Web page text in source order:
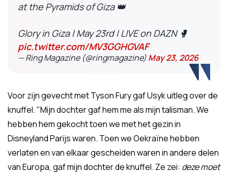
at the Pyramids of Giza 👑
Glory in Giza | May 23rd | LIVE on DAZN 🥊
pic.twitter.com/MV3GGHGVAF
— Ring Magazine (@ringmagazine)May 23, 2026
Voor zijn gevecht met Tyson Fury gaf Usyk uitleg over de
knuffel. "Mijn dochter gaf hem me als mijn talisman. We
hebben hem gekocht toen we met het gezin in
Disneyland Parijs waren. Toen we Oekraïne hebben
verlaten en van elkaar gescheiden waren in andere delen
van Europa, gaf mijn dochter de knuffel. Ze zei: deze moet